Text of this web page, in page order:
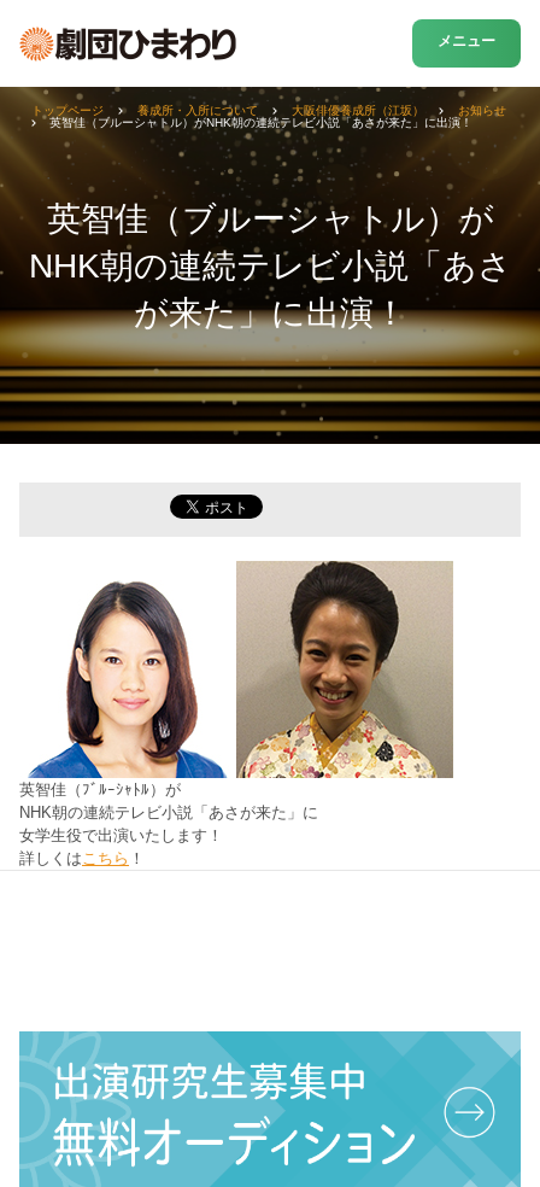
メニュー
英智佳（ブルーシャトル）が
NHK朝の連続テレビ小説「あさ
が来た」に出演！
トップページ 養成所・入所について 大阪俳優養成所（江坂）
お知らせ
英智佳（ブルーシャトル）がNHK朝の連続テレビ小説「あさが来た」に出演！
英智佳（ﾌﾞﾙｰｼｬﾄﾙ）が
NHK朝の連続テレビ小説「あさが来た」に
女学生役で出演いたします！
詳しくはこちら ！